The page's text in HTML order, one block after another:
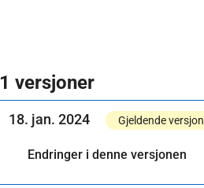
1 versjoner
18. jan. 2024 Gjeldende versjon
Endringer i denne versjonen